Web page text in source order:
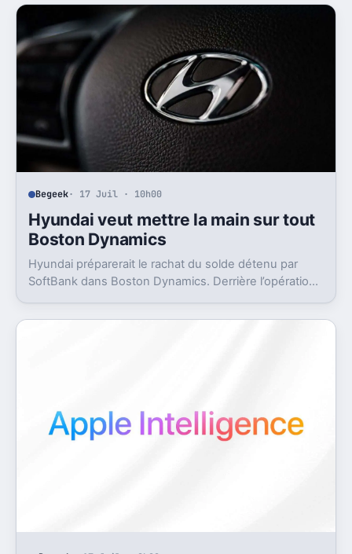
Begeek· 17 Juil · 10h00
Hyundai veut mettre la main sur tout
Boston Dynamics
Hyundai préparerait le rachat du solde détenu par
SoftBank dans Boston Dynamics. Derrière l’opération,